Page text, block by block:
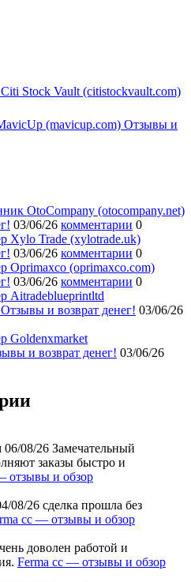
Stock Vault (citistockvault.com)
(mavicup.com) Отзывы и
OtoCompany (otocompany.net)
03/06/26 комментарии 0
Xylo Trade (xylotrade.uk)
03/06/26 комментарии 0
Oprimaxco (oprimaxco.com)
03/06/26 комментарии 0
Aitradeblueprintltd
и возврат денег! 03/06/26
Goldenxmarket
и возврат денег! 03/06/26
06/08/26 Замечательный
заказы быстро и
отзывы и обзор
08/26 сделка прошла без
cc — отзывы и обзор
доволен работой и
Ferma cc — отзывы и обзор